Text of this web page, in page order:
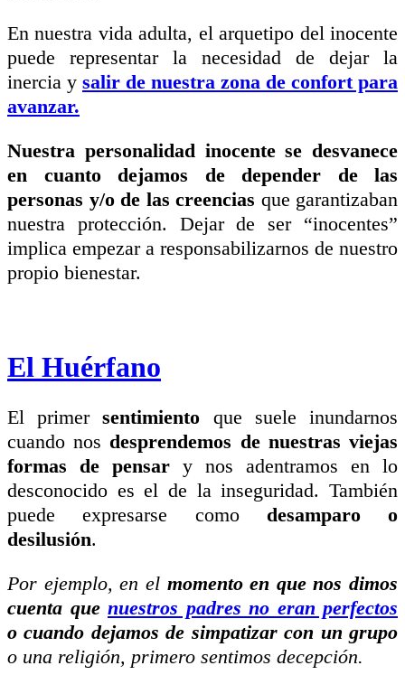
En nuestra vida adulta, el arquetipo del inocente
puede representar la necesidad de dejar la
inercia y salir de nuestra zona de confort para
avanzar.
Nuestra personalidad inocente se desvanece
en cuanto dejamos de depender de las
personas y/o de las creencias que garantizaban
nuestra protección. Dejar de ser “inocentes”
implica empezar a responsabilizarnos de nuestro
propio bienestar.
El Huérfano
El primersentimiento que suele inundarnos
cuando nos desprendemos de nuestras viejas
formas de pensar y nos adentramos en lo
desconocido es el de la inseguridad. También
puede expresarse como desamparo o
desilusión.
Por ejemplo, en el momento en que nos dimos
cuenta que nuestros padres no eran perfectos
o cuando dejamos de simpatizar con un grupo
o una religión, primero sentimos decepción.